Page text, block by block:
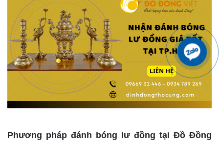
Phương pháp đánh bóng lư đồng tại Đồ Đồng